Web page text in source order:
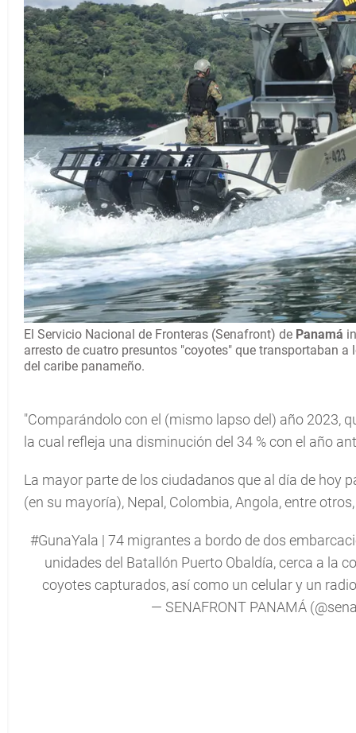
El Servicio Nacional de Fronteras (Senafront) de Panamá
arresto de cuatro presuntos "coyotes" que transportaban
del caribe panameño.
"Comparándolo con el (mismo lapso del) año 2023,
la cual refleja una disminución del 34 % con el año
La mayor parte de los ciudadanos que al día de hoy
(en su mayoría), Nepal, Colombia, Angola, entre
#GunaYala | 74 migrantes a bordo de dos
unidades del Batallón Puerto Obaldía, cerca a la
coyotes capturados, así como un celular y un
— SENAFRONT PANAMÁ